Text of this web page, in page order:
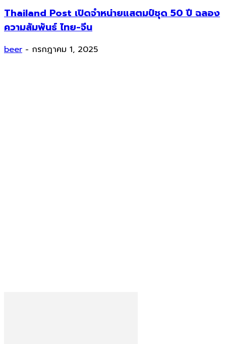
Thailand Post เปิดจำหน่ายแสตมป์ชุด 50 ปี ฉลอง
ความสัมพันธ์ ไทย-จีน
beer - กรกฎาคม 1, 2025